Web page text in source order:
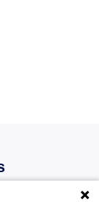
pour ce bloc